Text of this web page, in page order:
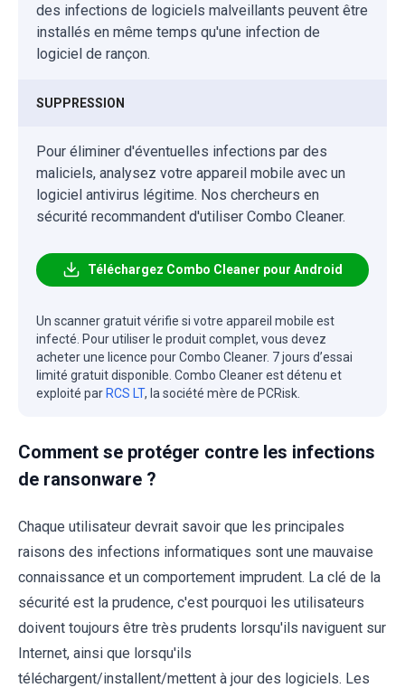
des infections de logiciels malveillants peuvent être
installés en même temps qu'une infection de
logiciel de rançon.
SUPPRESSION
Pour éliminer d'éventuelles infections par des
maliciels, analysez votre appareil mobile avec un
logiciel antivirus légitime. Nos chercheurs en
sécurité recommandent d'utiliser Combo Cleaner.
Téléchargez Combo Cleaner pour Android
Un scanner gratuit vérifie si votre appareil mobile est
infecté. Pour utiliser le produit complet, vous devez
acheter une licence pour Combo Cleaner. 7 jours d’essai
limité gratuit disponible. Combo Cleaner est détenu et
exploité par RCS LT, la société mère de PCRisk.
Comment se protéger contre les infections
de ransonware ?
Chaque utilisateur devrait savoir que les principales
raisons des infections informatiques sont une mauvaise
connaissance et un comportement imprudent. La clé de la
sécurité est la prudence, c'est pourquoi les utilisateurs
doivent toujours être très prudents lorsqu'ils naviguent sur
Internet, ainsi que lorsqu'ils
téléchargent/installent/mettent à jour des logiciels. Les